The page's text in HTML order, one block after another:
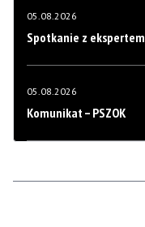
05.08.2026
Spotkanie z ekspertem
05.08.2026
Komunikat – PSZOK